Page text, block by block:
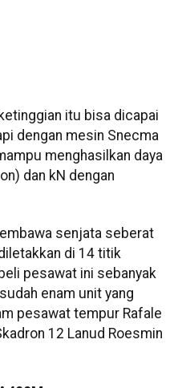
itu bisa dicapai
dengan mesin Snecma
menghasilkan daya
dan kN dengan
senjata seberat
di 14 titik
pesawat ini sebanyak
enam unit yang
pesawat tempur Rafale
12 Lanud Roesmin